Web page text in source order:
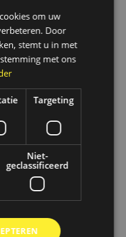
tussen 12 en 18 uur.
af a.u.b.
op06-
komen, want wij zijn
om uw
Door
stemt u in met
met ons
Targeting
Niet-
geclassificeerd